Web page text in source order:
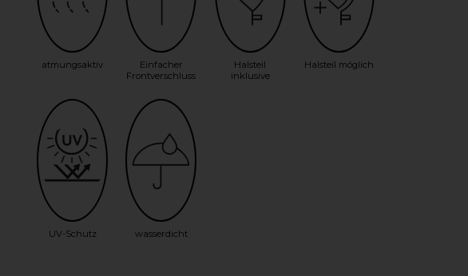
atmungsaktiv
Einfacher
Frontverschluss
Halsteil
inklusive
Halsteil möglich
UV-Schutz wasserdicht